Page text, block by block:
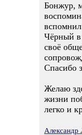
Бонжур,
Чёрный в
своё
Спасибо
Желаю
жизни
легко и
Александр